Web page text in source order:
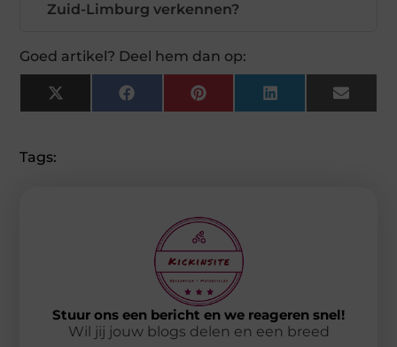
Zuid-Limburg verkennen?
Goed artikel? Deel hem dan op:
X
(Twitter)
FacebookPinterestLinkedIn Email
Tags:
Stuur ons een bericht en we reageren snel!
Wil jij jouw blogs delen en een breed